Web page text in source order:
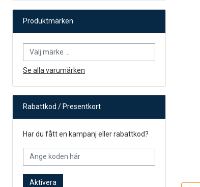
Produktmärken
Se alla varumärken
Rabattkod / Presentkort
Har du fått en kampanj eller rabattkod?
Aktivera